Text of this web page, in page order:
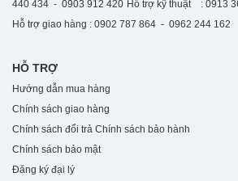
440 434 - 0903 912 420 Hỗ trợ kỹ thuật : 0913
Hỗ trợ giao hàng : 0902 787 864 - 0962 244 162
HỖ TRỢ
Hướng dẫn mua hàng
Chính sách giao hàng
Chính sách đổi trả Chính sách bảo hành
Chính sách bảo mật
Đăng ký đại lý